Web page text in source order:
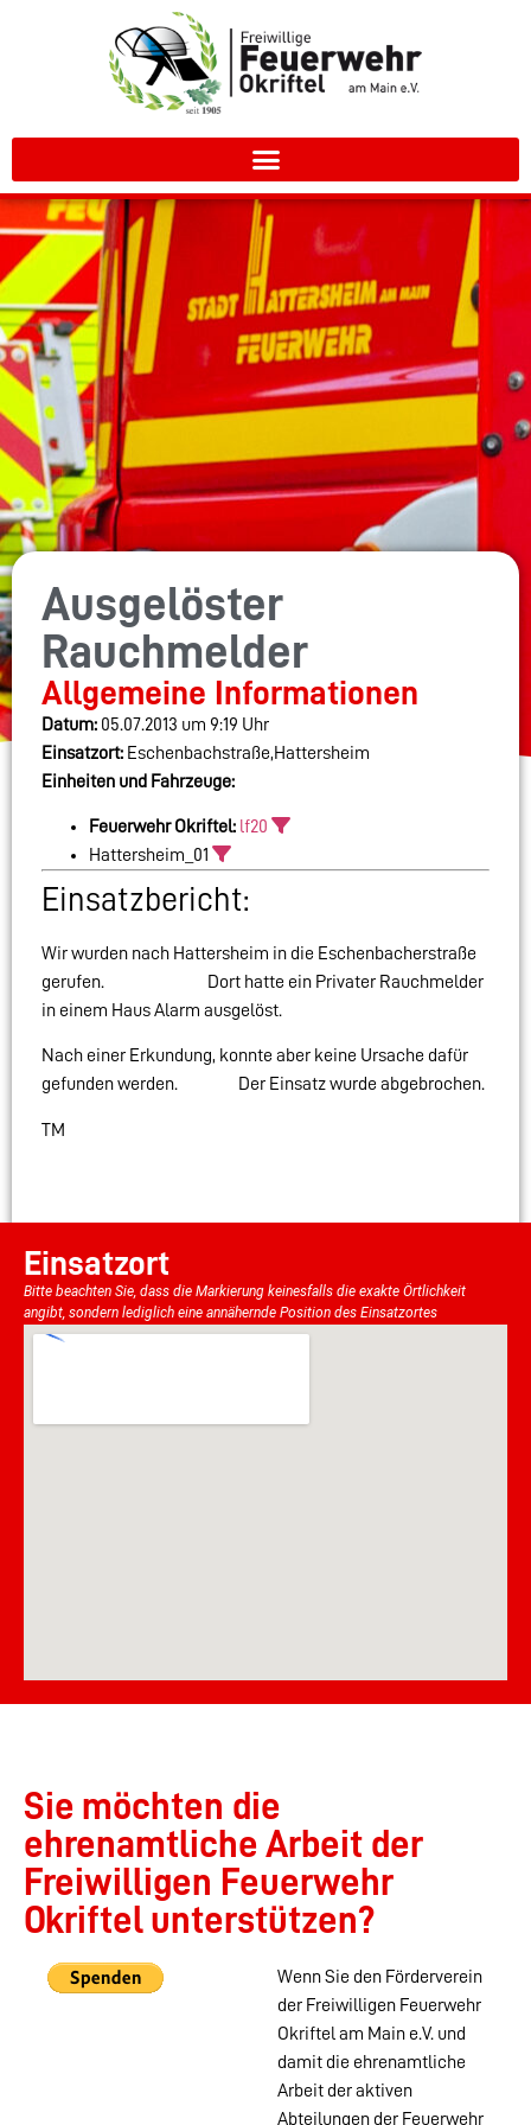
Ausgelöster
Rauchmelder
Allgemeine Informationen
Datum: 05.07.2013 um 9:19 Uhr
Einsatzort: Eschenbachstraße,Hattersheim
Einheiten und Fahrzeuge:
Feuerwehr Okriftel: lf20
Hattersheim_01
Einsatzbericht:
Wir wurden nach Hattersheim in die Eschenbacherstraße
gerufen. Dort hatte ein Privater Rauchmelder
in einem Haus Alarm ausgelöst.
Nach einer Erkundung, konnte aber keine Ursache dafür
gefunden werden. Der Einsatz wurde abgebrochen.
TM
Einsatzort
Bitte beachten Sie, dass die Markierung keinesfalls die exakte Örtlichkeit
angibt, sondern lediglich eine annähernde Position des Einsatzortes
Sie möchten die
ehrenamtliche Arbeit der
Freiwilligen Feuerwehr
Okriftel unterstützen?
Wenn Sie den Förderverein
der Freiwilligen Feuerwehr
Okriftel am Main e.V. und
damit die ehrenamtliche
Arbeit der aktiven
Abteilungen der Feuerwehr